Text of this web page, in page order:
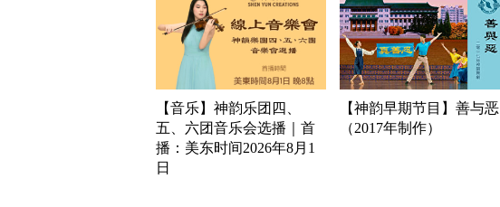
【音乐】神韵乐团四、
五、六团音乐会选播｜首
播：美东时间2026年8月1
日
【神韵早期节目】善与恶
（2017年制作）